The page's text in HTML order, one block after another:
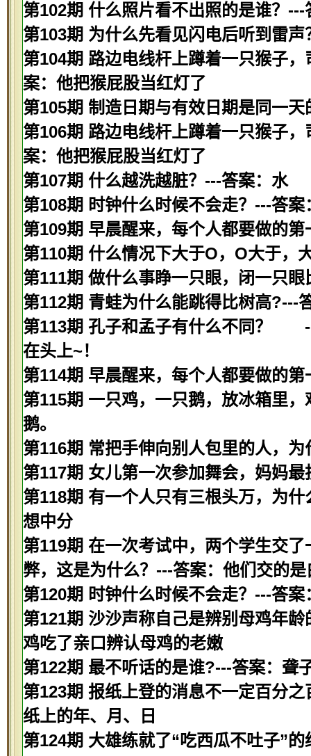
第102期 什么照片看不出照的是谁？---
第103期 为什么先看见闪电后听到雷
第104期 路边电线杆上蹲着一只猴子
案：他把猴屁股当红灯了
第105期 制造日期与有效日期是同一
第106期 路边电线杆上蹲着一只猴子
案：他把猴屁股当红灯了
第107期 什么越洗越脏？---答案：水
第108期 时钟什么时候不会走？---答
第109期 早晨醒来，每个人都要做的
第110期 什么情况下大于O，O大于，
第111期 做什么事睁一只眼，闭一只
第112期 青蛙为什么能跳得比树高?---
第113期 孔子和孟子有什么不同？
在头上~！
第114期 早晨醒来，每个人都要做的
第115期 一只鸡，一只鹅，放冰箱里
鹅。
第116期 常把手伸向别人包里的人，
第117期 女儿第一次参加舞会，妈妈
第118期 有一个人只有三根头万，为
想中分
第119期 在一次考试中，两个学生交
弊，这是为什么？---答案：他们交的是
第120期 时钟什么时候不会走？---答
第121期 沙沙声称自己是辨别母鸡年
鸡吃了亲口辨认母鸡的老嫩
第122期 最不听话的是谁?---答案：聋
第123期 报纸上登的消息不一定百分
纸上的年、月、日
第124期 大雄练就了“吃西瓜不吐子”